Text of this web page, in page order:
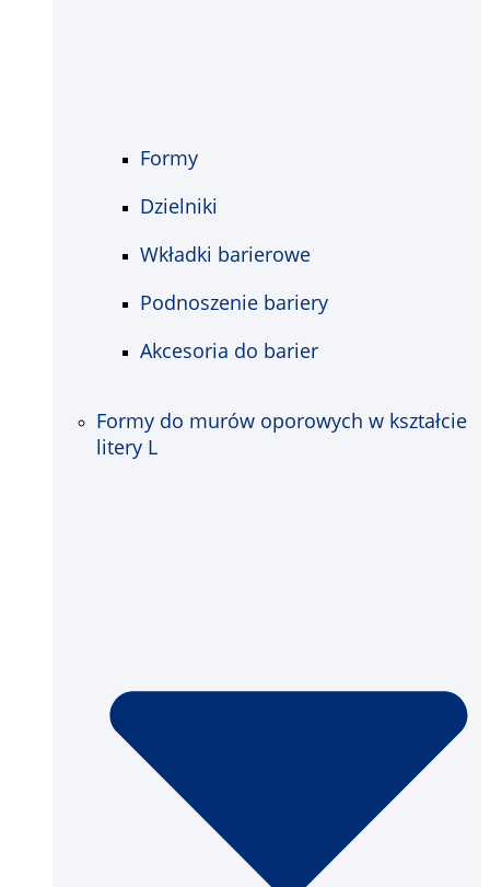
Formy
Dzielniki
Wkładki barierowe
Podnoszenie bariery
Akcesoria do barier
Formy do murów oporowych w kształcie
litery L